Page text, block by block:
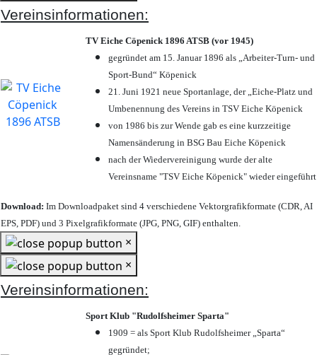
Vereinsinformationen:
TV Eiche Cöpenick 1896 ATSB (vor 1945)
gegründet am 15. Januar 1896 als „Arbeiter-Turn- und
Sport-Bund“ Köpenick
21. Juni 1921 neue Sportanlage, der „Eiche-Platz und
Umbenennung des Vereins in TSV Eiche Köpenick
von 1986 bis zur Wende gab es eine kurzzeitige
Namensänderung in BSG Bau Eiche Köpenick
nach der Wiedervereinigung wurde der alte
Vereinsname "TSV Eiche Köpenick" wieder eingeführt
Download: Im Downloadpaket sind 4 verschiedene Vektorgrafikformate (CDR, AI
EPS, PDF) und 3 Pixelgrafikformate (JPG, PNG, GIF) enthalten.
×
×
Vereinsinformationen:
Sport Klub "Rudolfsheimer Sparta"
1909 = als Sport Klub Rudolfsheimer „Sparta“
gegründet;